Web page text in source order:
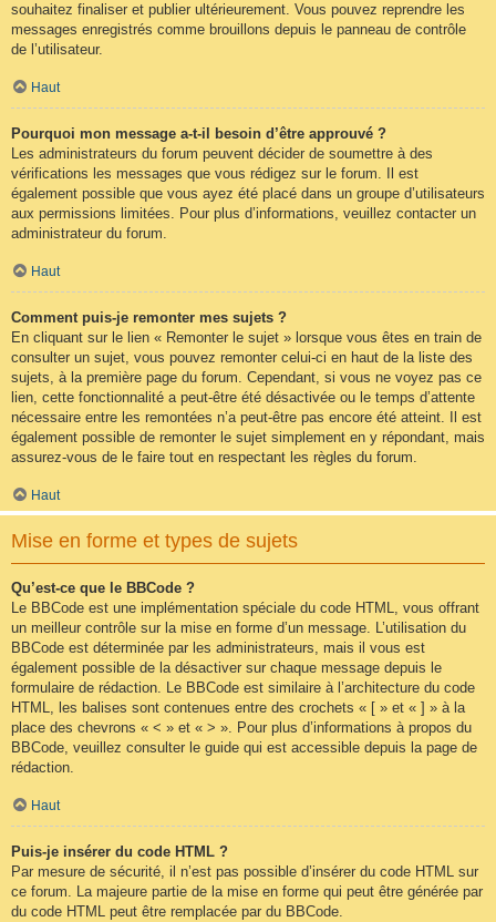
souhaitez finaliser et publier ultérieurement. Vous pouvez reprendre les
messages enregistrés comme brouillons depuis le panneau de contrôle
de l’utilisateur.
Haut
Pourquoi mon message a-t-il besoin d’être approuvé ?
Les administrateurs du forum peuvent décider de soumettre à des
vérifications les messages que vous rédigez sur le forum. Il est
également possible que vous ayez été placé dans un groupe d’utilisateurs
aux permissions limitées. Pour plus d’informations, veuillez contacter un
administrateur du forum.
Haut
Comment puis-je remonter mes sujets ?
En cliquant sur le lien « Remonter le sujet » lorsque vous êtes en train de
consulter un sujet, vous pouvez remonter celui-ci en haut de la liste des
sujets, à la première page du forum. Cependant, si vous ne voyez pas ce
lien, cette fonctionnalité a peut-être été désactivée ou le temps d’attente
nécessaire entre les remontées n’a peut-être pas encore été atteint. Il est
également possible de remonter le sujet simplement en y répondant, mais
assurez-vous de le faire tout en respectant les règles du forum.
Haut
Mise en forme et types de sujets
Qu’est-ce que le BBCode ?
Le BBCode est une implémentation spéciale du code HTML, vous offrant
un meilleur contrôle sur la mise en forme d’un message. L’utilisation du
BBCode est déterminée par les administrateurs, mais il vous est
également possible de la désactiver sur chaque message depuis le
formulaire de rédaction. Le BBCode est similaire à l’architecture du code
HTML, les balises sont contenues entre des crochets « [ » et « ] » à la
place des chevrons « < » et « > ». Pour plus d’informations à propos du
BBCode, veuillez consulter le guide qui est accessible depuis la page de
rédaction.
Haut
Puis-je insérer du code HTML ?
Par mesure de sécurité, il n’est pas possible d’insérer du code HTML sur
ce forum. La majeure partie de la mise en forme qui peut être générée par
du code HTML peut être remplacée par du BBCode.